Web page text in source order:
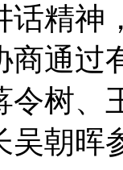
话精神
商通过
令树、
吴朝晖